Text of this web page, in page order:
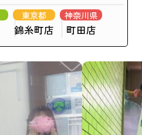
東京都
錦糸町店
神奈川県
町田店